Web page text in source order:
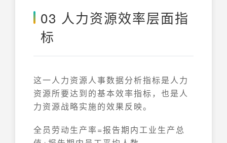
03 人力资源效率层面指
标
这一人力资源人事数据分析指标是人力
资源所要达到的基本效率指标，也是人
力资源战略实施的效果反映。
全员劳动生产率=报告期内工业生产总